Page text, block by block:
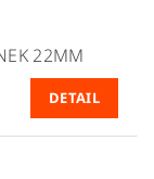
22MM
DETAIL